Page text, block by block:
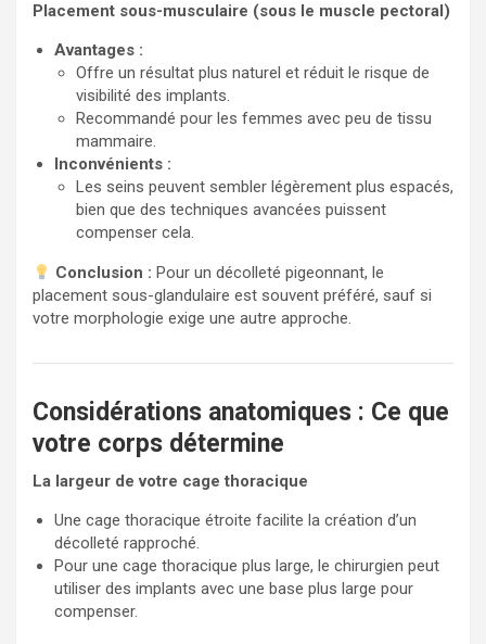
Placement sous-musculaire (sous le muscle pectoral)
Avantages :
Offre un résultat plus naturel et réduit le risque de
visibilité des implants.
Recommandé pour les femmes avec peu de tissu
mammaire.
Inconvénients :
Les seins peuvent sembler légèrement plus espacés,
bien que des techniques avancées puissent
compenser cela.
Conclusion : Pour un décolleté pigeonnant, le
placement sous-glandulaire est souvent préféré, sauf si
votre morphologie exige une autre approche.
Considérations anatomiques : Ce que
votre corps détermine
La largeur de votre cage thoracique
Une cage thoracique étroite facilite la création d’un
décolleté rapproché.
Pour une cage thoracique plus large, le chirurgien peut
utiliser des implants avec une base plus large pour
compenser.